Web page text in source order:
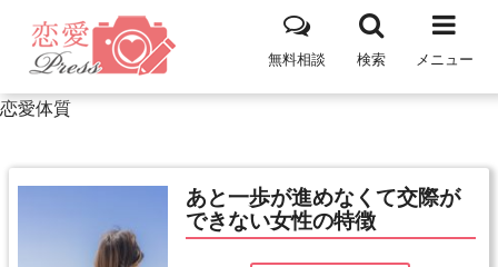
メニュー
検索
無料相談
恋愛体質
あと一歩が進めなくて交際が
できない女性の特徴